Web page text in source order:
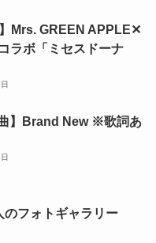
】Mrs. GREEN APPLE✕
ラボ「ミセスドーナ
曲】Brand New ※歌詞あ
のフォトギャラリー